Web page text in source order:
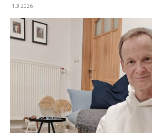
1.3.2026